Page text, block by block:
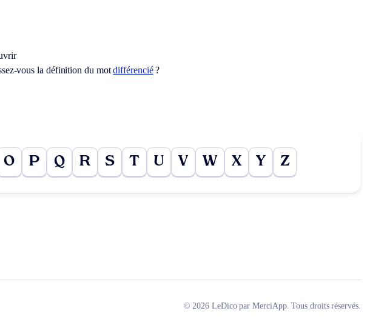
vous la définition du motdifférencié?
O P Q R S T U V W X Y Z
© 2026 LeDico par MerciApp. Tous droits réservés.